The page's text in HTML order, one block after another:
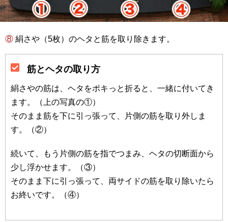
⑧ 絹さや（5枚）のヘタと筋を取り除きます。
筋とヘタの取り方
絹さやの筋は、ヘタをポキっと折ると、一緒に付いてき
ます。（上の写真の①）
そのまま筋を下に引っ張って、片側の筋を取り外しま
す。（②）
続いて、もう片側の筋を指でつまみ、ヘタの切断面から
少し浮かせます。（③）
そのまま下に引っ張って、両サイドの筋を取り除いたら
お終いです。（④）